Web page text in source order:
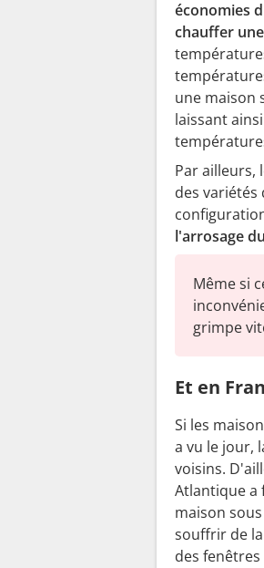
économies
chauffer
une maison
laissant
Par ailleurs,
des
l'arrosage
Même si
grimpe
Et en
Si les
a vu le jour,
voisins.
Atlantique a
maison
souffrir de
des